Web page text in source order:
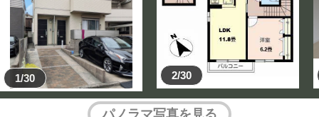
1/30 2/30
パノラマ写真を見る